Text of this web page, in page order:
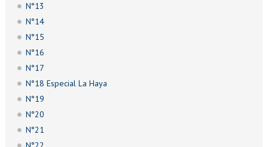
N°13
N°14
N°15
N°16
N°17
N°18 Especial La Haya
N°19
N°20
N°21